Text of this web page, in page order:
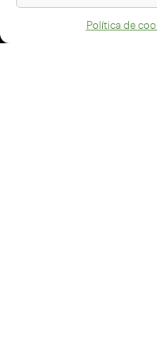
Política de